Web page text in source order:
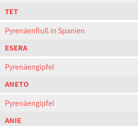
TET
Pyrenäenfluß in Spanien
ESERA
Pyrenäengipfel
ANETO
Pyrenäengipfel
ANIE